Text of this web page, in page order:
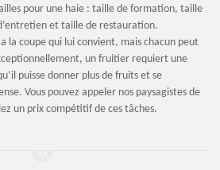
pour une haie : taille de formation, taille
et taille de restauration.
la coupe qui lui convient, mais chacun peut
un fruitier requiert une
puisse donner plus de fruits et se
Vous pouvez appeler nos paysagistes de
un prix compétitif de ces tâches.